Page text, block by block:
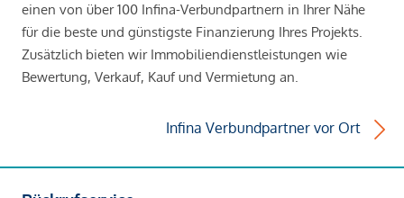
einen von über 100 Infina-Verbundpartnern in Ihrer Nähe
für die beste und günstigste Finanzierung Ihres Projekts.
Zusätzlich bieten wir Immobiliendienstleistungen wie
Bewertung, Verkauf, Kauf und Vermietung an.
Infina Verbundpartner vor Ort